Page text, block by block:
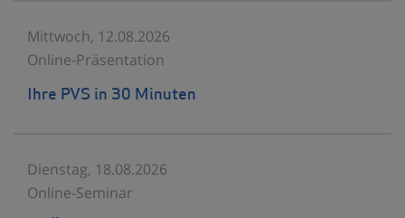
Mittwoch, 12.08.2026
Online-Präsentation
Ihre PVS in 30 Minuten
Dienstag, 18.08.2026
Online-Seminar